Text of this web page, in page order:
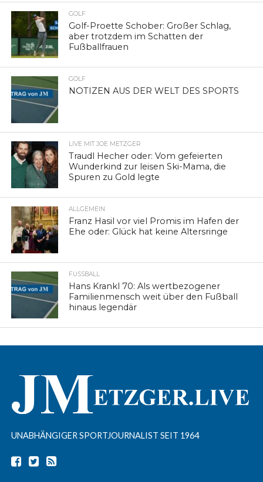
GOLF
Golf-Proette Schober: Großer Schlag,
aber trotzdem im Schatten der
Fußballfrauen
GOLF
NOTIZEN AUS DER WELT DES SPORTS
LIVE MIT JOE METZGER
Traudl Hecher oder: Vom gefeierten
Wunderkind zur leisen Ski-Mama, die
Spuren zu Gold legte
ALLGEMEIN
Franz Hasil vor viel Promis im Hafen der
Ehe oder: Glück hat keine Altersringe
FUSSBALL
Hans Krankl 70: Als wertbezogener
Familienmensch weit über den Fußball
hinaus legendär
UNABHÄNGIGER SPORTJOURNALIST SEIT 1964